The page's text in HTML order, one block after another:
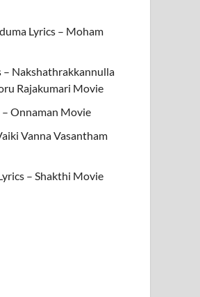
Lyrics – Moham
Nakshathrakkannulla
Rajakumari Movie
Onnaman Movie
Vanna Vasantham
– Shakthi Movie